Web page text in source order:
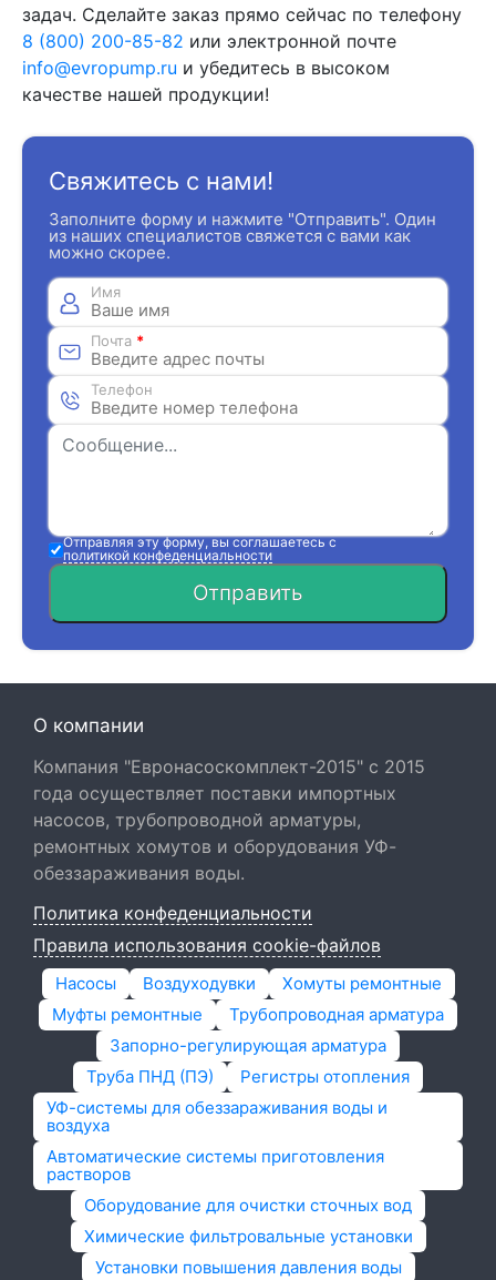
задач. Сделайте заказ прямо сейчас по телефону
8 (800) 200-85-82 или электронной почте
info@evropump.ru и убедитесь в высоком
качестве нашей продукции!
Свяжитесь с нами!
Заполните форму и нажмите "Отправить". Один
из наших специалистов свяжется с вами как
можно скорее.
Имя
Почта *
Телефон
Отправляя эту форму, вы соглашаетесь с
политикой конфеденциальности
Отправить
О компании
Компания "Евронасоскомплект-2015" с 2015
года осуществляет поставки импортных
насосов, трубопроводной арматуры,
ремонтных хомутов и оборудования УФ-
обеззараживания воды.
Политика конфеденциальности
Правила использования cookie-файлов
Насосы Воздуходувки
Хомуты ремонтные
Муфты ремонтные
Трубопроводная арматура
Запорно-регулирующая арматура
Труба ПНД (ПЭ)
Регистры отопления
УФ-системы для обеззараживания воды и
воздуха
Автоматические системы приготовления
растворов
Оборудование для очистки сточных вод
Химические фильтровальные установки
Установки повышения давления воды